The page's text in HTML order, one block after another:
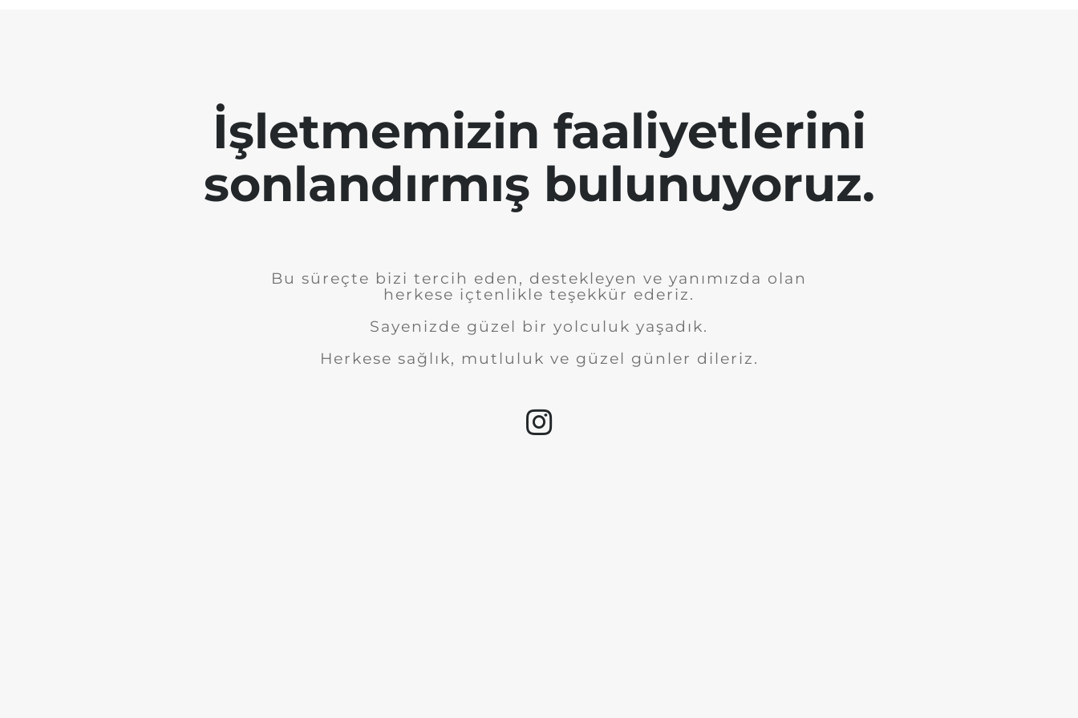
İşletmemizin faaliyetlerini
sonlandırmış bulunuyoruz.
Bu süreçte bizi tercih eden, destekleyen ve yanımızda olan
herkese içtenlikle teşekkür ederiz.
Sayenizde güzel bir yolculuk yaşadık.
Herkese sağlık, mutluluk ve güzel günler dileriz.